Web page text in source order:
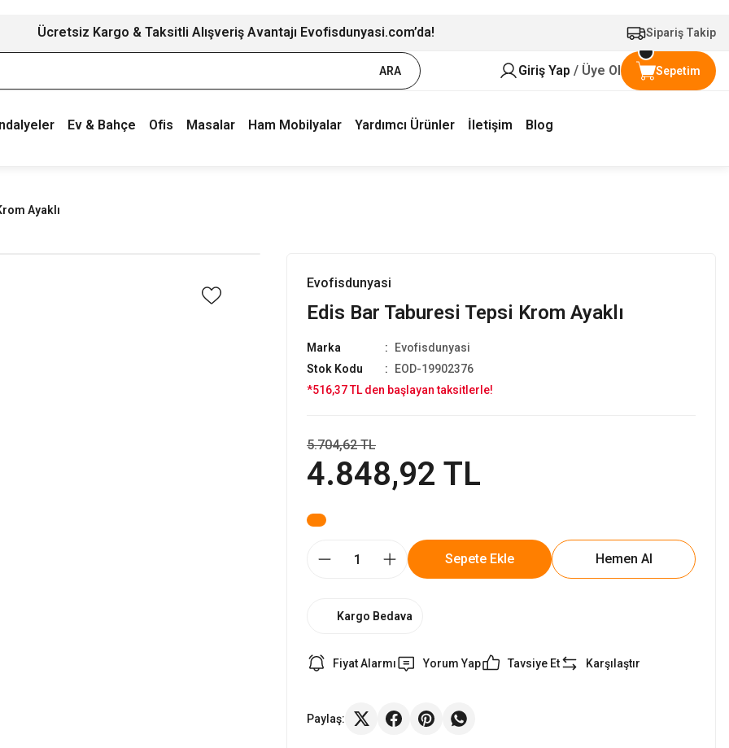
Ücretsiz Kargo & Taksitli Alışveriş Avantajı Evofisdunyasi.com’da! Sipariş Takip
ARA Giriş Yap / Üye Ol Sepetim
Ev & Bahçe Ofis Masalar Ham Mobilyalar Yardımcı Ürünler İletişim Blog
Ayaklı
Evofisdunyasi
Edis Bar Taburesi Tepsi Krom Ayaklı
Marka
Evofisdunyasi
Stok Kodu
EOD-19902376
*516,37 TL den başlayan taksitlerle!
4.848,92 TL
5.704,62 TL
Sepete Ekle Hemen Al
Kargo Bedava
Fiyat Alarmı Yorum Yap Tavsiye Et Karşılaştır
Paylaş: